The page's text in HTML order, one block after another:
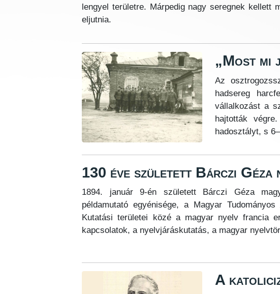
lengyel területre. Márpedig nagy seregnek kellett
eljutnia.
„Most mi
Az
hadsereg
vállalkozást a
hajtották
hadosztályt, s
130 éve született Bárczi Géza
1894. január 9-én született Bárczi Géza
példamutató egyénisége, a Magyar
Kutatási területei közé a magyar nyelv francia
kapcsolatok, a nyelvjáráskutatás, a magyar
A